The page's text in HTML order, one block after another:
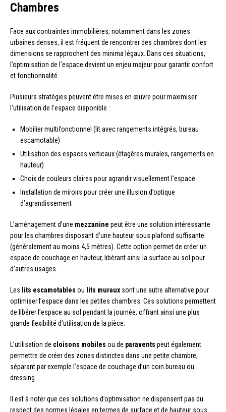
Chambres
Face aux contraintes immobilières, notamment dans les zones
urbaines denses, il est fréquent de rencontrer des chambres dont les
dimensions se rapprochent des minima légaux. Dans ces situations,
l’optimisation de l’espace devient un enjeu majeur pour garantir confort
et fonctionnalité.
Plusieurs stratégies peuvent être mises en œuvre pour maximiser
l’utilisation de l’espace disponible :
Mobilier multifonctionnel (lit avec rangements intégrés, bureau
escamotable)
Utilisation des espaces verticaux (étagères murales, rangements en
hauteur)
Choix de couleurs claires pour agrandir visuellement l’espace
Installation de miroirs pour créer une illusion d’optique
d’agrandissement
L’aménagement d’une mezzanine peut être une solution intéressante
pour les chambres disposant d’une hauteur sous plafond suffisante
(généralement au moins 4,5 mètres). Cette option permet de créer un
espace de couchage en hauteur, libérant ainsi la surface au sol pour
d’autres usages.
Les lits escamotables ou lits muraux sont une autre alternative pour
optimiser l’espace dans les petites chambres. Ces solutions permettent
de libérer l’espace au sol pendant la journée, offrant ainsi une plus
grande flexibilité d’utilisation de la pièce.
L’utilisation de cloisons mobiles ou de paravents peut également
permettre de créer des zones distinctes dans une petite chambre,
séparant par exemple l’espace de couchage d’un coin bureau ou
dressing.
Il est à noter que ces solutions d’optimisation ne dispensent pas du
respect des normes légales en termes de surface et de hauteur sous